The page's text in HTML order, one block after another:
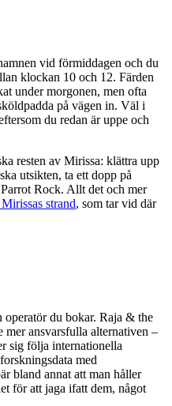
vid förmiddagen och du
klockan 10 och 12. Färden
under morgonen, men ofta
på vägen in. Väl i
du redan är uppe och
resten av Mirissa: klättra upp
utsikten, ta ett dopp på
Rock. Allt det och mer
strand, som tar vid där
du bokar. Raja & the
ansvarsfulla alternativen –
sig följa internationella
med
bland annat att man håller
för att jaga ifatt dem, något